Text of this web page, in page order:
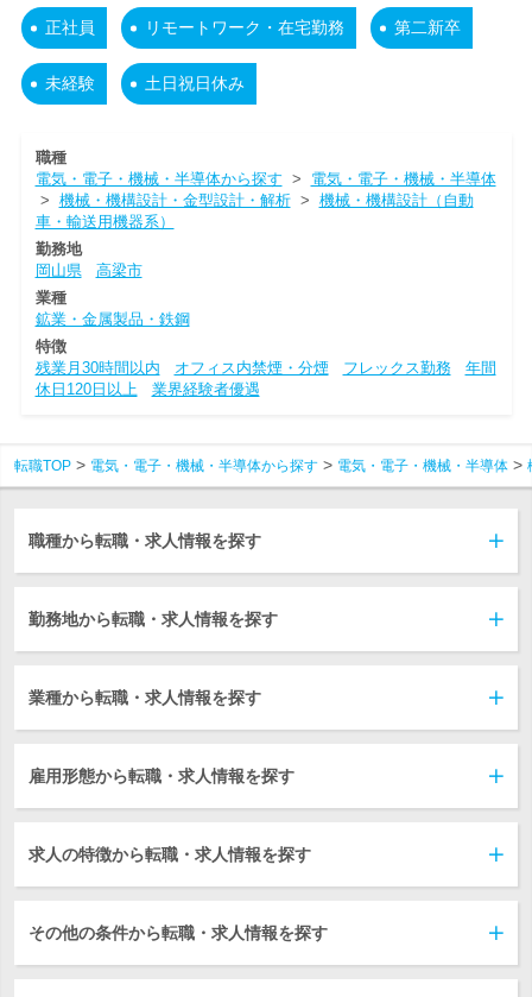
正社員 リモートワーク・在宅勤務 第二新卒
未経験 土日祝日休み
職種
電気・電子・機械・半導体から探す > 電気・電子・機械・半導体
> 機械・機構設計・金型設計・解析> 機械・機構設計（自動
車・輸送用機器系）
勤務地
岡山県
高梁市
業種
鉱業・金属製品・鉄鋼
特徴
残業月30時間以内
オフィス内禁煙・分煙 フレックス勤務
年間
休日120日以上
業界経験者優遇
転職TOP 電気・電子・機械・半導体から探す 電気・電子・機械・半導体
職種から転職・求人情報を探す
勤務地から転職・求人情報を探す
業種から転職・求人情報を探す
雇用形態から転職・求人情報を探す
求人の特徴から転職・求人情報を探す
その他の条件から転職・求人情報を探す